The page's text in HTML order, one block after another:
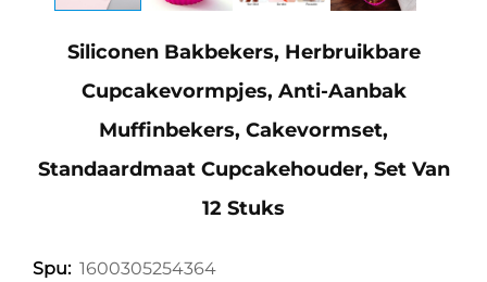
Siliconen Bakbekers, Herbruikbare
Cupcakevormpjes, Anti-Aanbak
Muffinbekers, Cakevormset,
Standaardmaat Cupcakehouder, Set Van
12 Stuks
Spu: 1600305254364